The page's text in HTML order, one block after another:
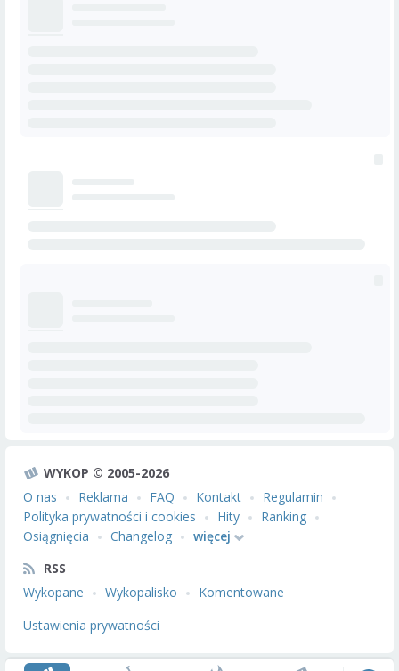
WYKOP © 2005-2026
O nas
Reklama FAQ Kontakt
Regulamin
Polityka prywatności i cookies
Hity
Ranking
Osiągnięcia
Changelog
więcej
RSS
Wykopane
Wykopalisko
Komentowane
Ustawienia prywatności